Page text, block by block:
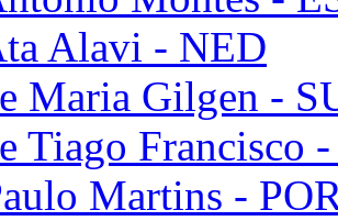
Alavi - NED
Maria Gilgen -
Tiago Francisco
Martins -